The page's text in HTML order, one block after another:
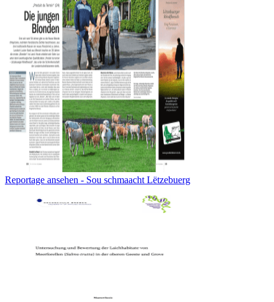
Reportage ansehen - Sou schmaacht Lëtzebuerg